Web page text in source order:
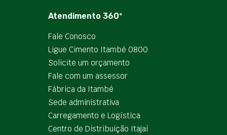
Atendimento 360º
Fale Conosco
Ligue Cimento Itambé 0800
Solicite um orçamento
Fale com um assessor
Fábrica da Itambé
Sede administrativa
Carregamento e Logística
Centro de Distribuição Itajaí